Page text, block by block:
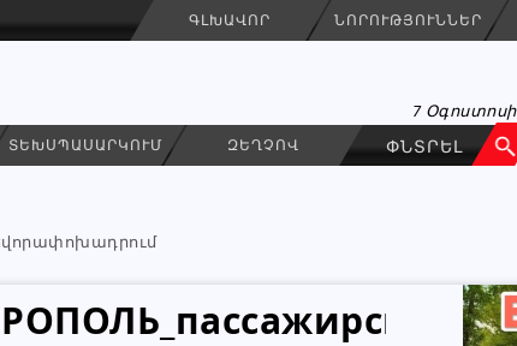
ԳԼԽԱՎՈՐ ՆՈՐՈՒԹՅՈՒՆՆԵՐ
7
ՏԵԽՍՊԱՍԱՐԿՈՒՄ ԶԵՂՉՈՎ